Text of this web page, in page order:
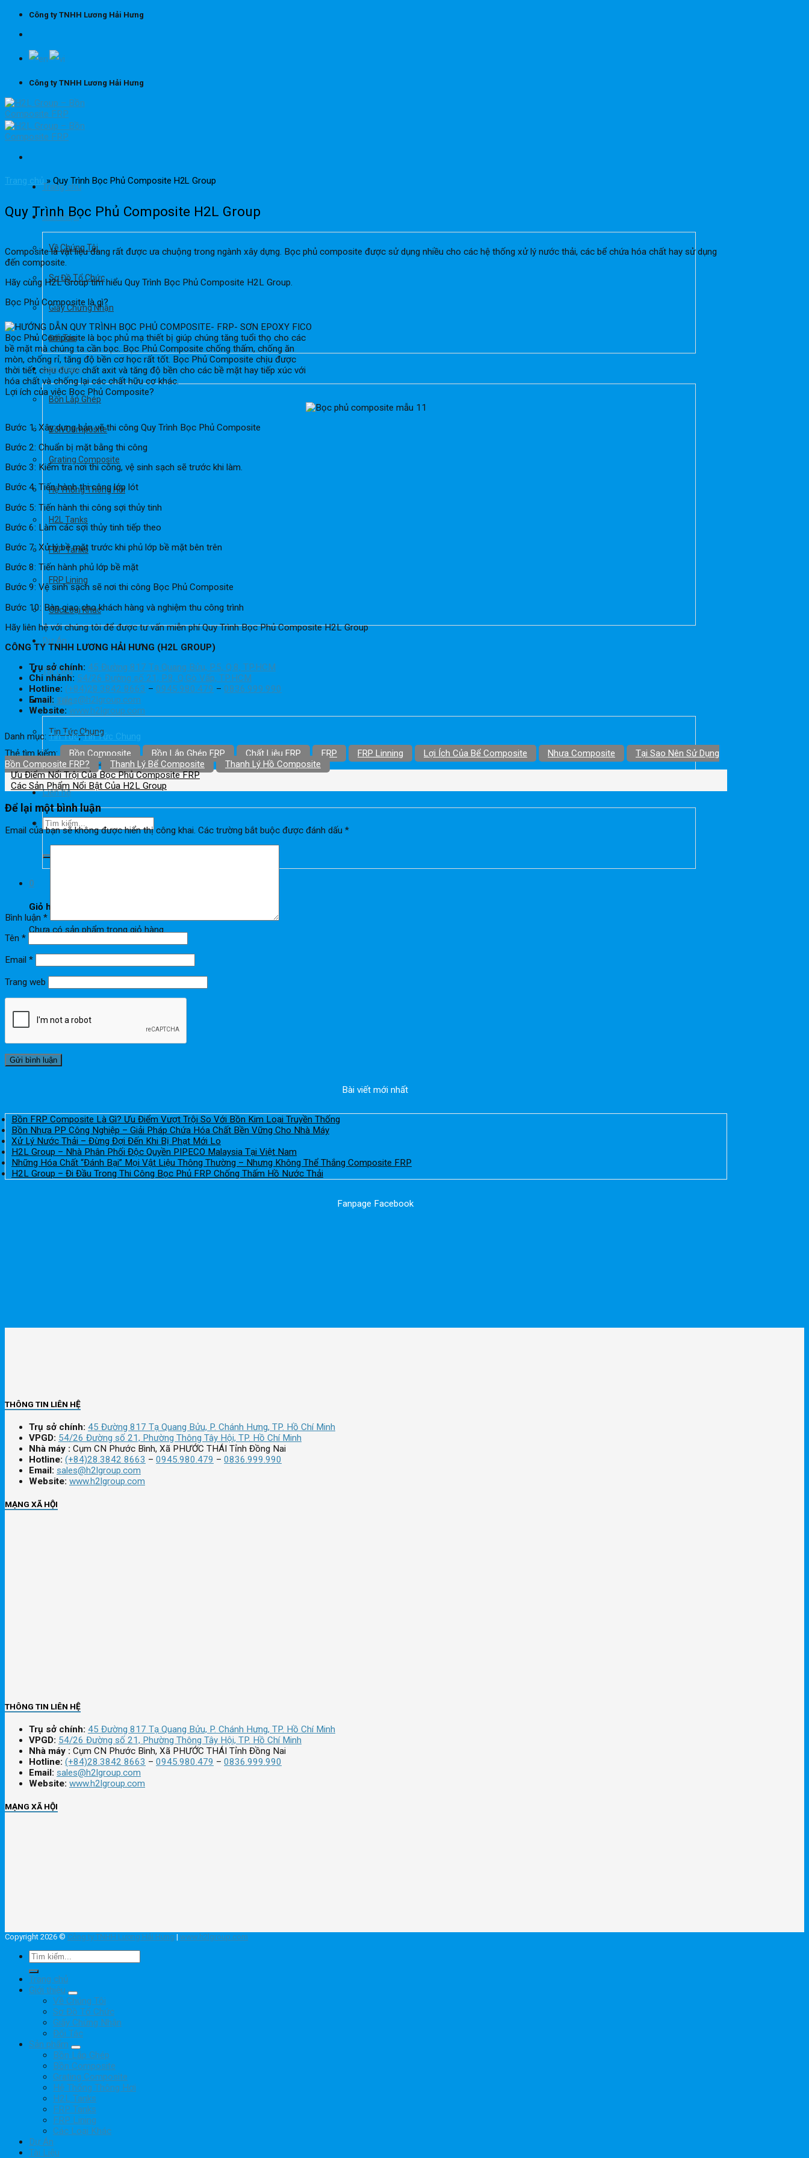
Skip
content
Công ty TNHH Lương Hải Hưng
Công ty TNHH Lương Hải Hưng
Trang chủ
Giới thiệu
Về Chúng Tôi
Sơ Đồ Tổ Chức
Giấy Chứng Nhận
Đối Tác
Sản phẩm
Bồn Lắp Ghép
Bồn Composite
Grating Composite
Hệ Thống Thông Hơi
H2L Tanks
FRP Tanks
FRP Lining
Các Loại Khác
Dự Án
Tài Liệu
Tin Tức
Tin Tức Chung
Sản phẩm & Ứng dụng
Liên hệ
Tìm
kiếm:
0
Giỏ hàng
Chưa có sản phẩm trong giỏ hàng.
Trang chủ» Quy Trình Bọc Phủ Composite H2L Group
Quy Trình Bọc Phủ Composite H2L Group
Composite là vật liệu đang rất được ưa chuộng trong ngành xây dựng. Bọc phủ composite được sử dụng nhiều cho các hệ thống xử lý nước thải, các bể chứa hóa chất hay sử dụng
đến composite.
Hãy cùng H2L Group tìm hiểu Quy Trình Bọc Phủ Composite H2L Group.
Bọc Phủ Composite là gì?
Bọc Phủ Composite là bọc phủ mạ thiết bị giúp chúng tăng tuổi thọ cho các
bề mặt mà chúng ta cần bọc. Bọc Phủ Composite chống thấm, chống ăn
mòn, chống rỉ, tăng độ bền cơ học rất tốt. Bọc Phủ Composite chịu được
thời tiết, chịu được chất axit và tăng độ bền cho các bề mặt hay tiếp xúc với
hóa chất và chống lại các chất hữu cơ khác.
Lợi ích của việc Bọc Phủ Composite?
Bước 1: Xây dựng bản vẽ thi công Quy Trình Bọc Phủ Composite
Bước 2: Chuẩn bị mặt bằng thi công
Bước 3: Kiểm tra nơi thi công, vệ sinh sạch sẽ trước khi làm.
Bước 4: Tiến hành thi công lớp lót
Bước 5: Tiến hành thi công sợi thủy tinh
Bước 6: Làm các sợi thủy tinh tiếp theo
Bước 7: Xử lý bề mặt trước khi phủ lớp bề mặt bên trên
Bước 8: Tiến hành phủ lớp bề mặt
Bước 9: Vệ sinh sạch sẽ nơi thi công Bọc Phủ Composite
Bước 10: Bàn giao cho khách hàng và nghiệm thu công trình
Hãy liên hệ với chúng tôi để được tư vấn miễn phí Quy Trình Bọc Phủ Composite H2L Group
CÔNG TY TNHH LƯƠNG HẢI HƯNG (H2L GROUP)
Trụ sở chính: 45 Đường 817 Tạ Quang Bửu, P.5, Q.8, TP.HCM
Chi nhánh: 54/26 Đường số 21, P.8, Q.Gò Vấp, TP.HCM
Hotline: (+84)28.3842 8663 – 0945.980.479 – 0836.999.990
Email: sales@h2lgroup.com
Website: www.h2lgroup.com
Danh mục: Tin Tức,Tin Tức Chung
Thẻ tìm kiếm:
Bồn Composite Bồn Lắp Ghép FRP Chất Liệu FRP FRP FRP Linning Lợi Ích Của Bể Composite Nhựa Composite
Tại Sao Nên Sử Dụng
Bồn Composite FRP?
Thanh Lý Bể Composite
Thanh Lý Hồ Composite
Ưu Điểm Nổi Trội Của Bọc Phủ Composite FRP
Các Sản Phẩm Nổi Bật Của H2L Group
Để lại một bình luận
Email của bạn sẽ không được hiển thị công khai. Các trường bắt buộc được đánh dấu *
Bình luận *
Tên *
Email *
Trang web
Bài viết mới nhất
Bồn FRP Composite Là Gì? Ưu Điểm Vượt Trội So Với Bồn Kim Loại Truyền Thống
Bồn Nhựa PP Công Nghiệp – Giải Pháp Chứa Hóa Chất Bền Vững Cho Nhà Máy
Xử Lý Nước Thải – Đừng Đợi Đến Khi Bị Phạt Mới Lo
H2L Group – Nhà Phân Phối Độc Quyền PIPECO Malaysia Tại Việt Nam
Những Hóa Chất “Đánh Bại” Mọi Vật Liệu Thông Thường – Nhưng Không Thể Thắng Composite FRP
H2L Group – Đi Đầu Trong Thi Công Bọc Phủ FRP Chống Thấm Hồ Nước Thải
Fanpage Facebook
THÔNG TIN LIÊN HỆ
Trụ sở chính: 45 Đường 817 Tạ Quang Bửu, P. Chánh Hưng, TP. Hồ Chí Minh
VPGD: 54/26 Đường số 21, Phường Thông Tây Hội, TP. Hồ Chí Minh
Nhà máy : Cụm CN Phước Bình, Xã PHƯỚC THÁI Tỉnh Đồng Nai
Hotline: (+84)28.3842 8663 – 0945.980.479 – 0836.999.990
Email: sales@h2lgroup.com
Website: www.h2lgroup.com
MẠNG XÃ HỘI
THÔNG TIN LIÊN HỆ
Trụ sở chính: 45 Đường 817 Tạ Quang Bửu, P. Chánh Hưng, TP. Hồ Chí Minh
VPGD: 54/26 Đường số 21, Phường Thông Tây Hội, TP. Hồ Chí Minh
Nhà máy : Cụm CN Phước Bình, Xã PHƯỚC THÁI Tỉnh Đồng Nai
Hotline: (+84)28.3842 8663 – 0945.980.479 – 0836.999.990
Email: sales@h2lgroup.com
Website: www.h2lgroup.com
MẠNG XÃ HỘI
Copyright 2026 © Công ty TNHH Lương Hải Hưng | www.h2lgroup.com
Tìm
kiếm:
Trang chủ
Giới thiệu
Về Chúng Tôi
Sơ Đồ Tổ Chức
Giấy Chứng Nhận
Đối Tác
Sản phẩm
Bồn Lắp Ghép
Bồn Composite
Grating Composite
Hệ Thống Thông Hơi
H2L Tanks
FRP Tanks
FRP Lining
Các Loại Khác
Dự Án
Tài Liệu